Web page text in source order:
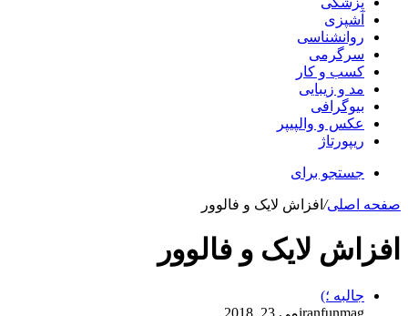
آشپزی
روانشناسی
سرگرمی
کسب و کار
مد و زیبایی
بیوگرافی
عکس و والپیپر
ریپورتاژ
جستجو برای
صفحه اصلی/ افزاش لایک و فالوور
افزاش لایک و فالوور
جالبه ؛)
iranfunmagمی 23, 2018